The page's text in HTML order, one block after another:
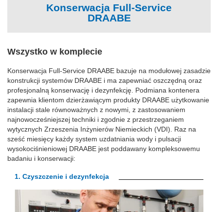
Konserwacja Full-Service
DRAABE
Wszystko w komplecie
Konserwacja Full-Service DRAABE bazuje na modułowej zasadzie
konstrukcji systemów DRAABE i ma zapewniać oszczędną oraz
profesjonalną konserwację i dezynfekcję. Podmiana kontenera
zapewnia klientom dzierżawiącym produkty DRAABE użytkowanie
instalacji stale równoważnych z nowymi, z zastosowaniem
najnowocześniejszej techniki i zgodnie z przestrzeganiem
wytycznych Zrzeszenia Inżynierów Niemieckich (VDI). Raz na
sześć miesięcy każdy system uzdatniania wody i pulsacji
wysokociśnieniowej DRAABE jest poddawany kompleksowemu
badaniu i konserwacji:
1. Czyszczenie i dezynfekcja
Previous Next